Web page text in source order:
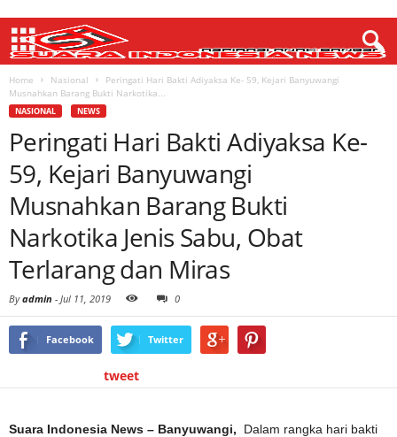
Home Nasional
Peringati Hari Bakti Adiyaksa Ke- 59, Kejari Banyuwangi
Musnahkan Barang Bukti Narkotika...
NASIONAL NEWS
Peringati Hari Bakti Adiyaksa Ke-
59, Kejari Banyuwangi
Musnahkan Barang Bukti
Narkotika Jenis Sabu, Obat
Terlarang dan Miras
Byadmin - Jul 11, 2019 0
Facebook Twitter
tweet
Suara Indonesia News – Banyuwangi, Dalam rangka hari bakti